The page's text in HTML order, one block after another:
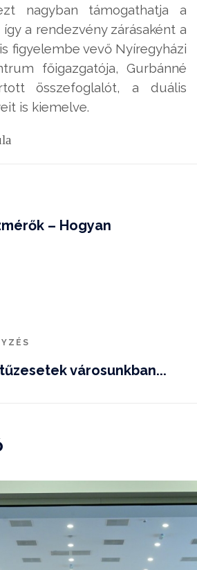
nagyban támogathatja a
a rendezvény zárásaként a
figyelembe vevő Nyíregyházi
főigazgatója, Gurbánné
összefoglalót, a duális
is kiemelve.
– Hogyan
városunkban...